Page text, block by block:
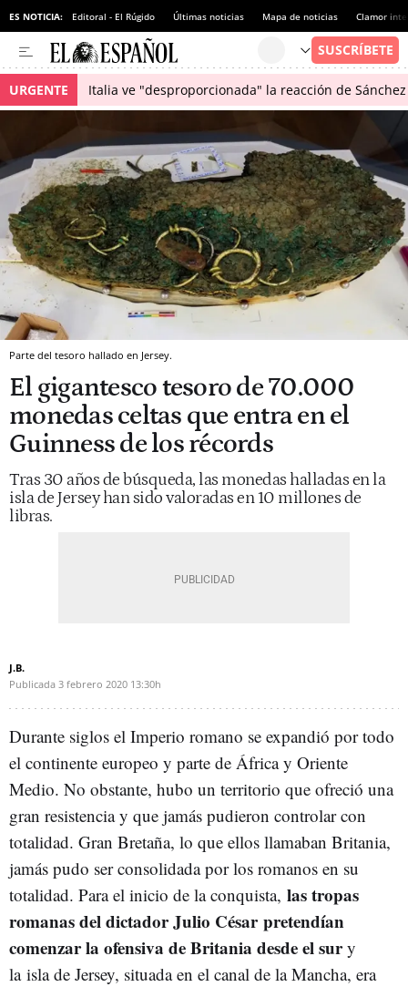
ES NOTICIA: Editoral - El Rúgido Últimas noticias Mapa de noticias Clamor
URGENTE Italia ve "desproporcionada" la reacción de
Parte del tesoro hallado en Jersey.
El gigantesco tesoro de 70.000
monedas celtas que entra en el
Guinness de los récords
Tras 30 años de búsqueda, las monedas halladas en la
isla de Jersey han sido valoradas en 10 millones de
libras.
J.B.
Publicada 3 febrero 2020 13:30h
Durante siglos el Imperio romano se expandió por todo
el continente europeo y parte de África y Oriente
Medio. No obstante, hubo un territorio que ofreció una
gran resistencia y que jamás pudieron controlar con
totalidad. Gran Bretaña, lo que ellos llamaban Britania,
jamás pudo ser consolidada por los romanos en su
totalidad. Para el inicio de la conquista, las tropas
romanas del dictador Julio César pretendían
comenzar la ofensiva de Britania desde el sury
la isla de Jersey, situada en el canal de la Mancha, era